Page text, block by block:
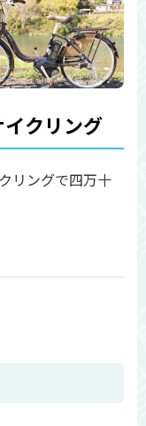
クリング
リングで四万十